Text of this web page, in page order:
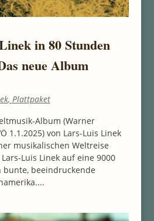
in 80 Stunden
neue Album
, Plattpaket
Album (Warner
1.1.2025) von Lars-Luis Linek
musikalischen Weltreise
Luis Linek auf eine 9000
beeindruckende